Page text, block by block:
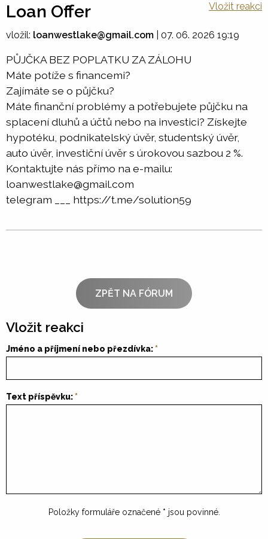
Loan Offer Vložit reakci
vložil: loanwestlake@gmail.com 07. 06. 2026 19:19
PŮJČKA BEZ POPLATKU ZA ZÁLOHU
Máte potíže s financemi?
Zajímáte se o půjčku?
Máte finanční problémy a potřebujete půjčku na
splacení dluhů a účtů nebo na investici? Získejte
hypotéku, podnikatelský úvěr, studentský úvěr,
auto úvěr, investiční úvěr s úrokovou sazbou 2 %.
Kontaktujte nás přímo na e-mailu:
loanwestlake@gmail.com
telegram ___ https://t.me/solution59
ZPĚT NA FÓRUM
Vložit reakci
Jméno a příjmení nebo přezdívka:
Text příspěvku:
Položky formuláře označené * jsou povinné.